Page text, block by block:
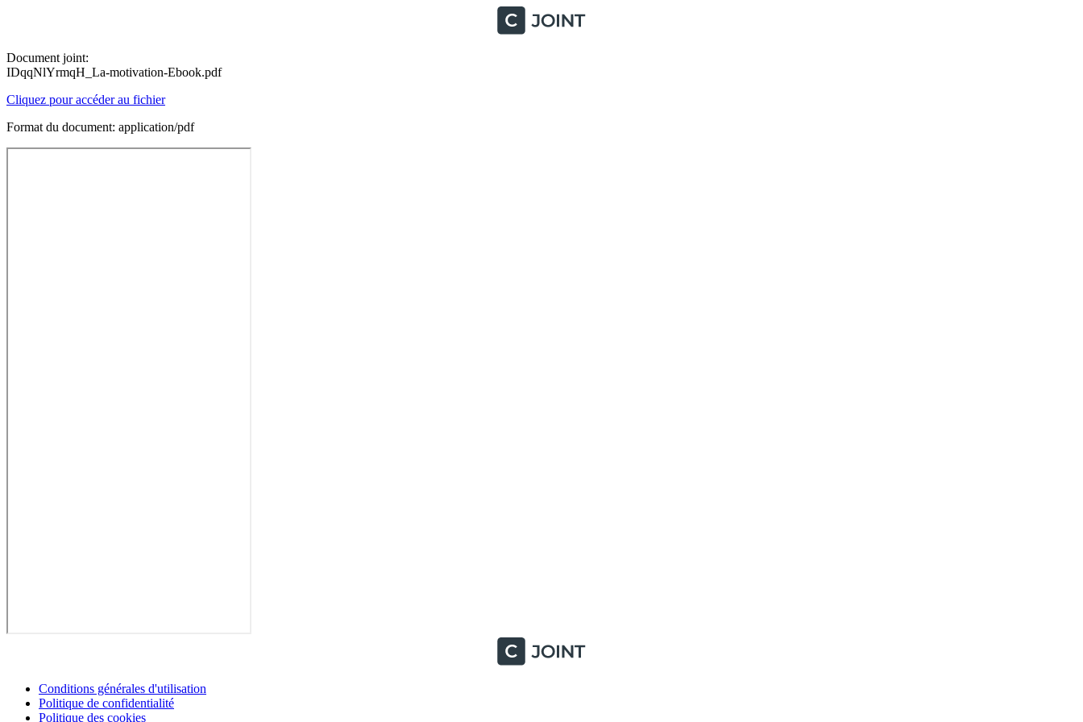
Document joint:
IDqqNlYrmqH_La-motivation-Ebook.pdf
Cliquez pour accéder au fichier
Format du document: application/pdf
Conditions générales d'utilisation
Politique de confidentialité
Politique des cookies